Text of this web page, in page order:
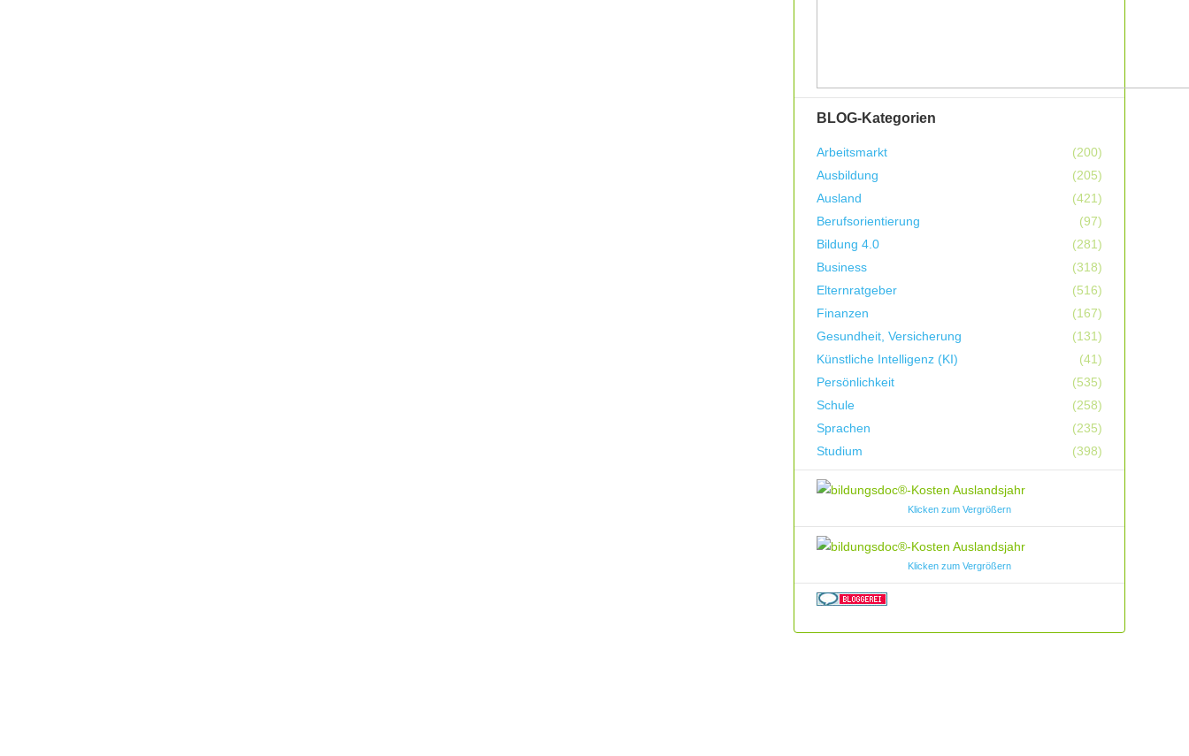
BLOG-Kategorien
Arbeitsmarkt
(200)
Ausbildung
(205)
Ausland
(421)
Berufsorientierung
(97)
Bildung 4.0
(281)
Business
(318)
Elternratgeber
(516)
Finanzen
(167)
Gesundheit, Versicherung
(131)
Künstliche Intelligenz (KI)
(41)
Persönlichkeit
(535)
Schule
(258)
Sprachen
(235)
Studium
(398)
Klicken zum Vergrößern
Klicken zum Vergrößern